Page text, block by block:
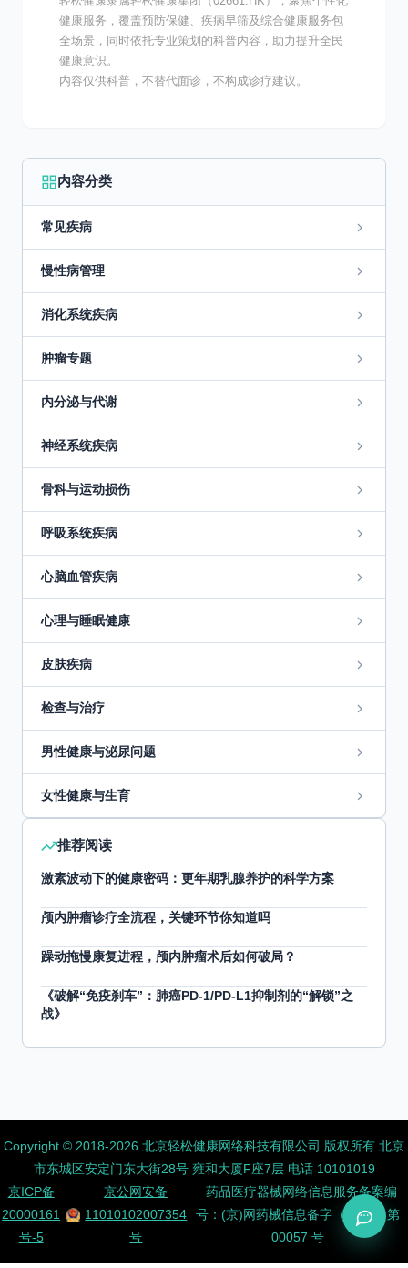
健康服务，覆盖预防保健、疾病早筛及综合健康服务包
全场景，同时依托专业策划的科普内容，助力提升全民
健康意识。
内容仅供科普，不替代面诊，不构成诊疗建议。
内容分类
常见疾病
慢性病管理
消化系统疾病
肿瘤专题
内分泌与代谢
神经系统疾病
骨科与运动损伤
呼吸系统疾病
心脑血管疾病
心理与睡眠健康
皮肤疾病
检查与治疗
男性健康与泌尿问题
女性健康与生育
推荐阅读
激素波动下的健康密码：更年期乳腺养护的科学方案
颅内肿瘤诊疗全流程，关键环节你知道吗
躁动拖慢康复进程，颅内肿瘤术后如何破局？
《破解“免疫刹车”：肺癌PD-1/PD-L1抑制剂的“解锁”之
战》
Copyright ©️ 2018-2026 北京轻松健康网络科技有限公司 版权所有 北京
市东城区安定门东大街28号 雍和大厦F座7层 电话 10101019
京ICP备
20000161
号-5
京公网安备
11010102007354
号
药品医疗器械网络信息服务备案编
号：(京)网药械信息备字（2026）第
00057 号